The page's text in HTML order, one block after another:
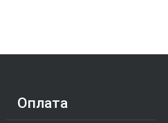
Оплата